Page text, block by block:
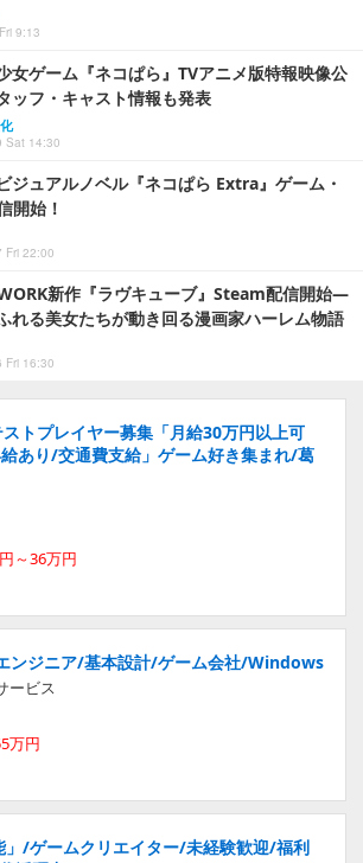
9:13
女ゲーム『ネコぱら』TVアニメ版特報映像公
ッフ・キャスト情報も発表
Sat 14:30
ジュアルノベル『ネコぱら Extra』ゲーム・
開始！
Fri 22:00
新作『ラヴキューブ』Steam配信開始―
れる美女たちが動き回る漫画家ハーレム物語
Fri 16:30
トプレイヤー募集「月給30万円以上可
あり/交通費支給」ゲーム好き集まれ/葛
～36万円
ンジニア/基本設計/ゲーム会社/Windows
ービス
万円
」/ゲームクリエイター/未経験歓迎/福利